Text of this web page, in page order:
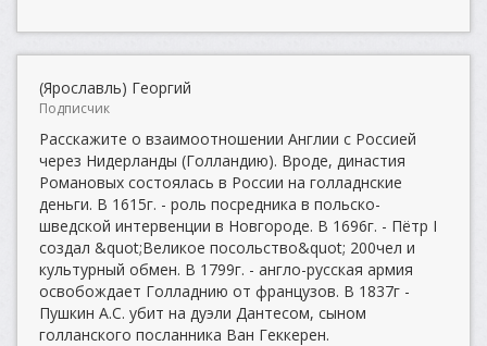
(Ярославль) Георгий
Подписчик
Расскажите о взаимоотношении Англии с Россией
через Нидерланды (Голландию). Вроде, династия
Романовых состоялась в России на голладнские
деньги. В 1615г. - роль посредника в польско-
шведской интервенции в Новгороде. В 1696г. - Пётр I
создал &quot;Великое посольство&quot; 200чел и
культурный обмен. В 1799г. - англо-русская армия
освобождает Голладнию от французов. В 1837г -
Пушкин А.С. убит на дуэли Дантесом, сыном
голланского посланника Ван Геккерен.